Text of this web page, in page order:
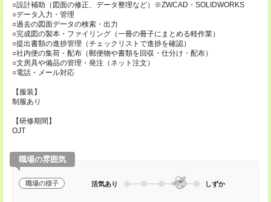
○設計補助（図面の修正、データ整理など）※ZWCAD・SOLIDWORKS
○データ入力・管理
○過去の図面データの検索・出力
○完成図の製本・ファイリング（一冊の冊子にまとめる軽作業）
○提出書類の進捗管理（チェックリストで進捗を確認）
○社内便の集荷・配布（郵便物や書類を回収・仕分け・配布）
○文房具や備品の管理・発注（ネット注文）
○電話・メール対応
【服装】
制服あり
【研修期間】
OJT
職場の雰囲気
職場の様子 活気あり しずか